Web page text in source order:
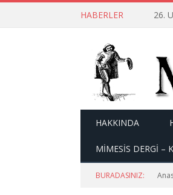
HABERLER 26.
HAKKINDA
MİMESİS DERGİ –
BURADASINIZ: